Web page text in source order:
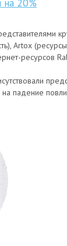
на 20%
Artox
ресурсов
падение